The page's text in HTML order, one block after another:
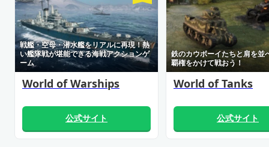
World of Warships
戦艦・空母・潜水艦をリアルに再現！熱
い艦隊戦が堪能できる海戦アクションゲ
ーム
公式サイト
World of Tanks
鉄のカウボーイたちと肩を並
覇権をかけて戦おう！
公式サイト